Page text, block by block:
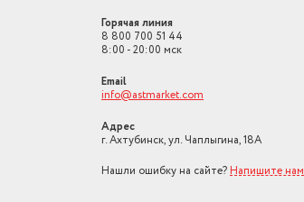
Горячая линия
8 800 700 51 44
8:00 - 20:00 мск
Email
info@astmarket.com
Адрес
г. Ахтубинск, ул. Чаплыгина, 18А
Нашли ошибку на сайте? Напишите нам